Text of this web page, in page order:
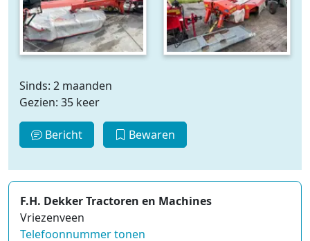
Sinds: 2 maanden
Gezien: 35 keer
Bericht Bewaren
F.H. Dekker Tractoren en Machines
Vriezenveen
Telefoonnummer tonen